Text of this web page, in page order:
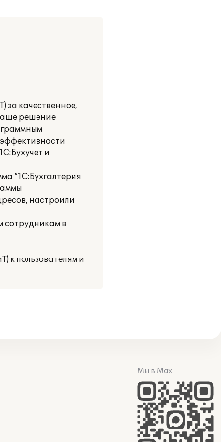
за качественное,
решение
и
“1С:Бухгалтерия
настроили
сотрудникам в
к пользователям и
Мы в Max